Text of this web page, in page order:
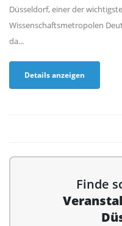
Düsseldorf, einer der
Wissenschaftsmetropolen
da...
Details anzeigen
Finde